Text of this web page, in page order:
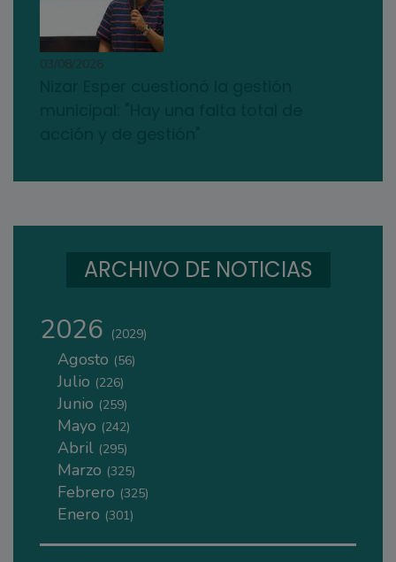
03/08/2026
ARCHIVO DE NOTICIAS
2026 (2029)
Agosto (56)
Julio (226)
Junio (259)
Mayo (242)
Abril (295)
Marzo (325)
Febrero (325)
Enero (301)